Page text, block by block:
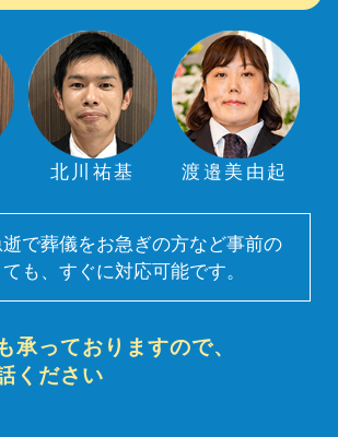
北川祐基 渡邉美由起
で葬儀をお急ぎの方など事前の
も、すぐに対応可能です。
承っておりますので、
ください